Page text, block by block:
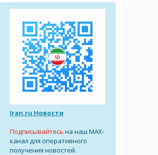
Iran.ru Новости
Подписывайтесь на наш MAX-
канал для оперативного
получения новостей.